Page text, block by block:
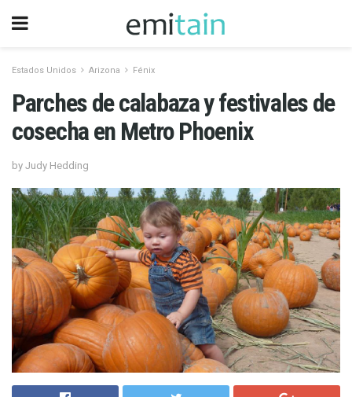
Estados Unidos Arizona Fénix
Parches de calabaza y festivales de
cosecha en Metro Phoenix
by Judy Hedding